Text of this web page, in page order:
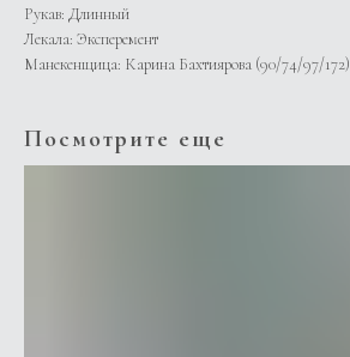
Рукав: Длинный
Лекала: Эксперемент
Манекенщица: Карина Бахтиярова (90/74/97/172)
Посмотрите еще